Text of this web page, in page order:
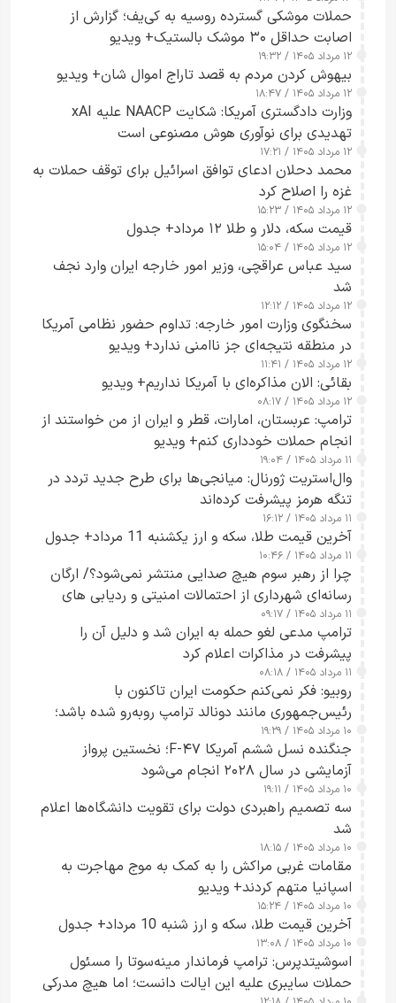
حملات موشکی گسترده روسیه به کی‌یف؛ گزارش از
اصابت حداقل ۳۰ موشک بالستیک+ ویدیو
۱۲ مرداد ۱۴۰۵ / ۱۹:۳۲
بیهوش کردن مردم به قصد تاراج اموال شان+ ویدیو
۱۲ مرداد ۱۴۰۵ / ۱۸:۴۷
وزارت دادگستری آمریکا: شکایت NAACP علیه xAI
تهدیدی برای نوآوری هوش مصنوعی است
۱۲ مرداد ۱۴۰۵ / ۱۷:۲۱
محمد دحلان ادعای توافق اسرائیل برای توقف حملات به
غزه را اصلاح کرد
۱۲ مرداد ۱۴۰۵ / ۱۵:۲۳
قیمت سکه، دلار و طلا ۱۲ مرداد+ جدول
۱۲ مرداد ۱۴۰۵ / ۱۵:۰۴
سید عباس عراقچی، وزیر امور خارجه ایران وارد نجف
شد
۱۲ مرداد ۱۴۰۵ / ۱۲:۱۲
سخنگوی وزارت امور خارجه: تداوم حضور نظامی آمریکا
در منطقه نتیجه‌ای جز ناامنی ندارد+ ویدیو
۱۲ مرداد ۱۴۰۵ / ۱۱:۴۱
بقائی: الان مذاکره‌ای با آمریکا نداریم+ ویدیو
۱۲ مرداد ۱۴۰۵ / ۰۸:۱۷
ترامپ: عربستان، امارات، قطر و ایران از من خواستند از
انجام حملات خودداری کنم+ ویدیو
۱۱ مرداد ۱۴۰۵ / ۱۹:۰۴
وال‌استریت ژورنال: میانجی‌ها برای طرح جدید تردد در
تنگه هرمز پیشرفت کرده‌اند
۱۱ مرداد ۱۴۰۵ / ۱۶:۱۲
آخرین قیمت طلا، سکه و ارز یکشنبه 11 مرداد+ جدول
۱۱ مرداد ۱۴۰۵ / ۱۰:۴۶
چرا از رهبر سوم هیچ صدایی منتشر نمی‌شود؟/ ارگان
رسانه‌ای شهرداری از احتمالات امنیتی و ردیابی های
جاسوسی گفت
۱۱ مرداد ۱۴۰۵ / ۰۹:۱۷
ترامپ مدعی لغو حمله به ایران شد و دلیل آن را
پیشرفت در مذاکرات اعلام کرد
۱۱ مرداد ۱۴۰۵ / ۰۸:۱۸
روبیو: فکر نمی‌کنم حکومت ایران تاکنون با
رئیس‌جمهوری مانند دونالد ترامپ روبه‌رو شده باشد؛
کسی که واقعاً دست به اقدام می‌زند
۱۰ مرداد ۱۴۰۵ / ۱۹:۲۹
جنگنده نسل ششم آمریکا F-۴۷؛ نخستین پرواز
آزمایشی در سال ۲۰۲۸ انجام می‌شود
۱۰ مرداد ۱۴۰۵ / ۱۹:۱۱
سه تصمیم راهبردی دولت برای تقویت دانشگاه‌ها اعلام
شد
۱۰ مرداد ۱۴۰۵ / ۱۸:۱۵
مقامات غربی مراکش را به کمک به موج مهاجرت به
اسپانیا متهم کردند+ ویدیو
۱۰ مرداد ۱۴۰۵ / ۱۵:۲۴
آخرین قیمت طلا، سکه و ارز شنبه 10 مرداد+ جدول
۱۰ مرداد ۱۴۰۵ / ۱۳:۰۸
اسوشیتدپرس: ترامپ فرماندار مینه‌سوتا را مسئول
حملات سایبری علیه این ایالت دانست؛ اما هیچ مدرکی